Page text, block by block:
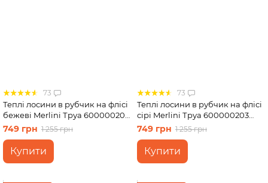
73
Теплі лосини в рубчик на флісі
бежеві Merlini Труа 600000202
розмір 54-56
749 грн 1 255 грн
Купити
73
Теплі лосини в рубчик на флісі
сірі Merlini Труа 600000203
розмір 2XL-3XL (50-52)
749 грн 1 255 грн
Купити